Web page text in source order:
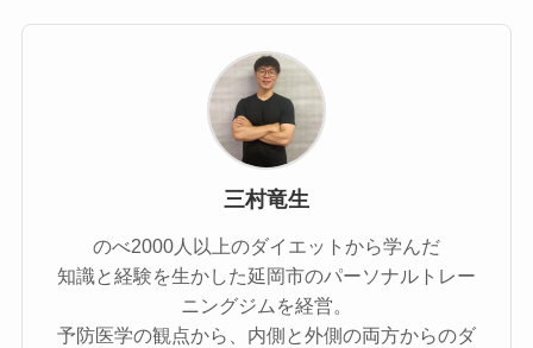
三村竜生
のべ2000人以上のダイエットから学んだ
知識と経験を生かした延岡市のパーソナルトレー
ニングジムを経営。
予防医学の観点から、内側と外側の両方からのダ